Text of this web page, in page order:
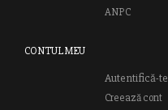
ANPC
CONTUL MEU
Autentifică-te
Creează cont